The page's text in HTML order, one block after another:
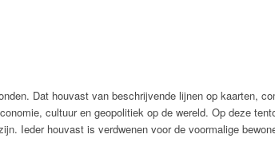
Dat houvast van beschrijvende lijnen op kaarten,
cultuur en geopolitiek op de wereld. Op deze
Ieder houvast is verdwenen voor de voormalige